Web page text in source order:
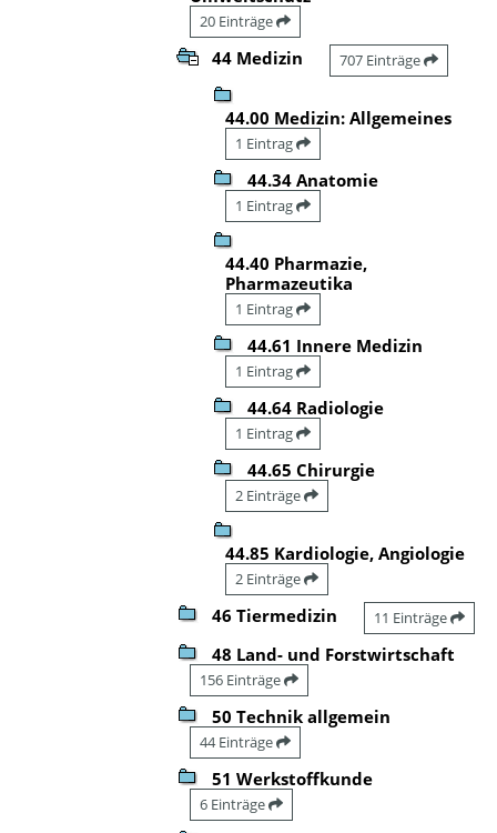
20 Einträge
44 Medizin 707 Einträge
44.00 Medizin: Allgemeines
1 Eintrag
44.34 Anatomie
1 Eintrag
44.40 Pharmazie,
Pharmazeutika
1 Eintrag
44.61 Innere Medizin
1 Eintrag
44.64 Radiologie
1 Eintrag
44.65 Chirurgie
2 Einträge
44.85 Kardiologie, Angiologie
2 Einträge
46 Tiermedizin 11 Einträge
48 Land- und Forstwirtschaft
156 Einträge
50 Technik allgemein
44 Einträge
51 Werkstoffkunde
6 Einträge